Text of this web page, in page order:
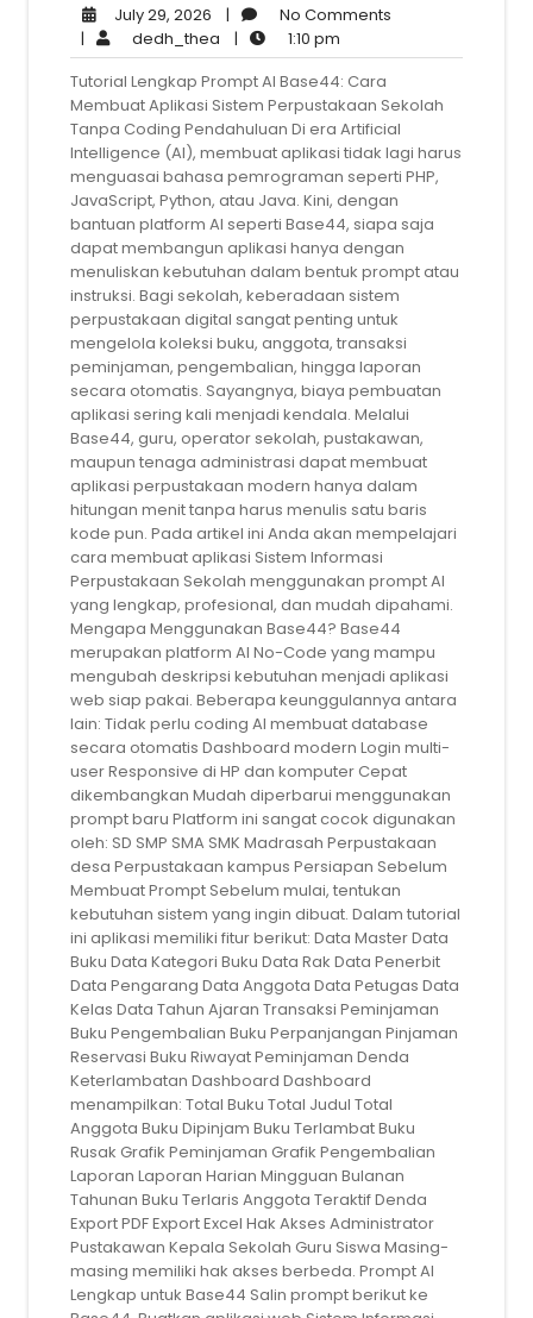
July 29, 2026 July
29,
2026
| No Comments
| dedh_thea dedh_thea
| 1:10 pm
pm
Tutorial Lengkap Prompt AI Base44: Cara
Membuat Aplikasi Sistem Perpustakaan Sekolah
Tanpa Coding Pendahuluan Di era Artificial
Intelligence (AI), membuat aplikasi tidak lagi harus
menguasai bahasa pemrograman seperti PHP,
JavaScript, Python, atau Java. Kini, dengan
bantuan platform AI seperti Base44, siapa saja
dapat membangun aplikasi hanya dengan
menuliskan kebutuhan dalam bentuk prompt atau
instruksi. Bagi sekolah, keberadaan sistem
perpustakaan digital sangat penting untuk
mengelola koleksi buku, anggota, transaksi
peminjaman, pengembalian, hingga laporan
secara otomatis. Sayangnya, biaya pembuatan
aplikasi sering kali menjadi kendala. Melalui
Base44, guru, operator sekolah, pustakawan,
maupun tenaga administrasi dapat membuat
aplikasi perpustakaan modern hanya dalam
hitungan menit tanpa harus menulis satu baris
kode pun. Pada artikel ini Anda akan mempelajari
cara membuat aplikasi Sistem Informasi
Perpustakaan Sekolah menggunakan prompt AI
yang lengkap, profesional, dan mudah dipahami.
Mengapa Menggunakan Base44? Base44
merupakan platform AI No-Code yang mampu
mengubah deskripsi kebutuhan menjadi aplikasi
web siap pakai. Beberapa keunggulannya antara
lain: Tidak perlu coding AI membuat database
secara otomatis Dashboard modern Login multi-
user Responsive di HP dan komputer Cepat
dikembangkan Mudah diperbarui menggunakan
prompt baru Platform ini sangat cocok digunakan
oleh: SD SMP SMA SMK Madrasah Perpustakaan
desa Perpustakaan kampus Persiapan Sebelum
Membuat Prompt Sebelum mulai, tentukan
kebutuhan sistem yang ingin dibuat. Dalam tutorial
ini aplikasi memiliki fitur berikut: Data Master Data
Buku Data Kategori Buku Data Rak Data Penerbit
Data Pengarang Data Anggota Data Petugas Data
Kelas Data Tahun Ajaran Transaksi Peminjaman
Buku Pengembalian Buku Perpanjangan Pinjaman
Reservasi Buku Riwayat Peminjaman Denda
Keterlambatan Dashboard Dashboard
menampilkan: Total Buku Total Judul Total
Anggota Buku Dipinjam Buku Terlambat Buku
Rusak Grafik Peminjaman Grafik Pengembalian
Laporan Laporan Harian Mingguan Bulanan
Tahunan Buku Terlaris Anggota Teraktif Denda
Export PDF Export Excel Hak Akses Administrator
Pustakawan Kepala Sekolah Guru Siswa Masing-
masing memiliki hak akses berbeda. Prompt AI
Lengkap untuk Base44 Salin prompt berikut ke